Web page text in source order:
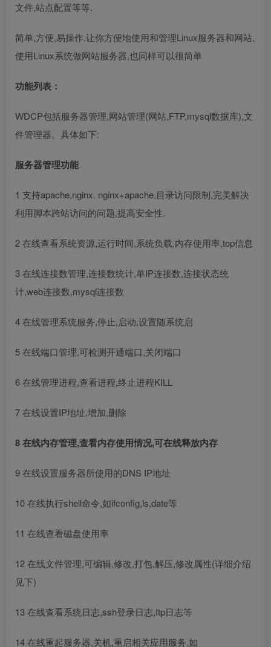
文件,站点配置等等.
简单,方便,易操作.让你方便地使用和管理Linux服务器和网站,
使用Linux系统做网站服务器,也同样可以很简单
功能列表：
WDCP包括服务器管理,网站管理(网站,FTP,mysql数据库),文
件管理器。具体如下:
服务器管理功能
1 支持apache,nginx. nginx+apache,目录访问限制,完美解决
利用脚本跨站访问的问题,提高安全性.
2 在线查看系统资源,运行时间,系统负载,内存使用率,top信息
3 在线连接数管理,连接数统计,单IP连接数,连接状态统
计,web连接数,mysql连接数
4 在线管理系统服务,停止,启动,设置随系统启
5 在线端口管理,可检测开通端口,关闭端口
6 在线管理进程,查看进程,终止进程KILL
7 在线设置IP地址,增加,删除
8 在线内存管理,查看内存使用情况,可在线释放内存
9 在线设置服务器所使用的DNS IP地址
10 在线执行shell命令,如ifconfig,ls,date等
11 在线查看磁盘使用率
12 在线文件管理,可编辑,修改,打包,解压,修改属性(详细介绍
见下)
13 在线查看系统日志,ssh登录日志,ftp日志等
14 在线重起服务器,关机,重启相关应用服务,如